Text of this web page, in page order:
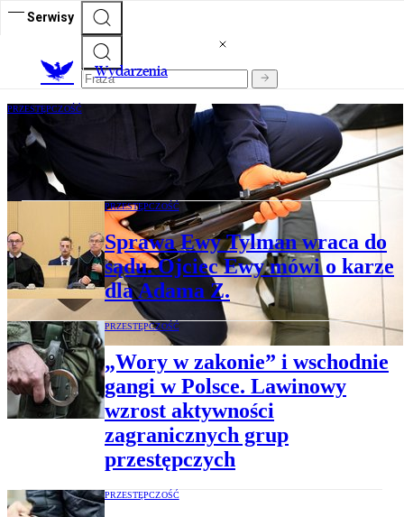
Serwisy
Wydarzenia
PRZESTĘPCZOŚĆ
Akcja policji na Podlasiu. Znaleźli
arsenał broni
PRZESTĘPCZOŚĆ
Sprawa Ewy Tylman wraca do
sądu. Ojciec Ewy mówi o karze
dla Adama Z.
PRZESTĘPCZOŚĆ
„Wory w zakonie” i wschodnie
gangi w Polsce. Lawinowy
wzrost aktywności
zagranicznych grup
przestępczych
PRZESTĘPCZOŚĆ